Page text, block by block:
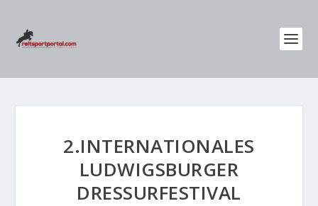
2.INTERNATIONALES
LUDWIGSBURGER
DRESSURFESTIVAL